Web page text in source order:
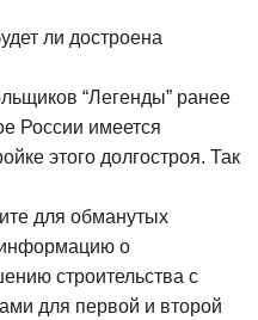
ли достроена
“Легенды” ранее
России имеется
этого долгостроя. Так
для обманутых
о
строительства с
для первой и второй